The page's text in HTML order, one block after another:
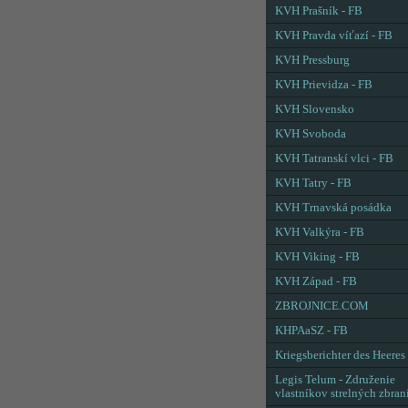
KVH Prašník - FB
KVH Pravda víťazí - FB
KVH Pressburg
KVH Prievidza - FB
KVH Slovensko
KVH Svoboda
KVH Tatranskí vlci - FB
KVH Tatry - FB
KVH Trnavská posádka
KVH Valkýra - FB
KVH Viking - FB
KVH Západ - FB
ZBROJNICE.COM
KHPAaSZ - FB
Kriegsberichter des Heeres
Legis Telum - Združenie
vlastníkov strelných